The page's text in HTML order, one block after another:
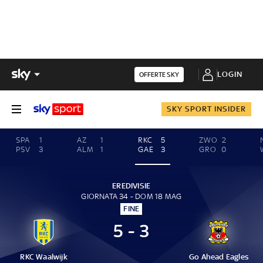
OFFERTE SKY LOGIN
SKY SPORT INSIDER
SPA
1
PSV
3
AZ
1
ALM
1
RKC
5
GAE
3
ZWO 2
GRO
0
EREDIVISIE
GIORNATA 34 - DOM 18 MAG
FINE
RKC Waalwijk
5 - 3
Go Ahead Eagles